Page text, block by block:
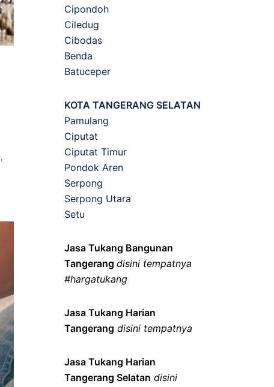
,
Cipondoh
Ciledug
Cibodas
Benda
Batuceper
KOTA TANGERANG SELATAN
Pamulang
Ciputat
Ciputat Timur
Pondok Aren
Serpong
Serpong Utara
Setu
Jasa Tukang Bangunan
Tangerang disini tempatnya
#hargatukang
Jasa Tukang Harian
Tangerang disini tempatnya
Jasa Tukang Harian
Tangerang Selatan disini